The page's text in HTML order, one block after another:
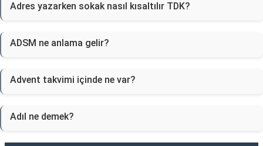
Adres yazarken sokak nasıl kısaltılır TDK?
ADSM ne anlama gelir?
Advent takvimi içinde ne var?
Adıl ne demek?